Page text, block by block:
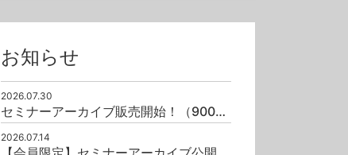
お知らせ
2026.07.30
セミナーアーカイブ販売開始！（9001/19011）
2026.07.14